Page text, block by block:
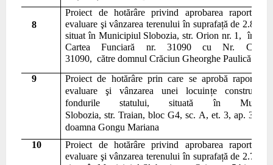
8
Proiect de hotărâreprivind aprobarea raport
evaluare şi vânzareaterenului în suprafață de 2.831
situat în Municipiul Slobozia,str. Orion nr. 1,
Cartea Funciară nr. 31090 cu Nr.
31090, către domnul Crăciun Gheorghe Paulică
9
Proiect de hotărâre prin care se aprobă raport
evaluare şi vânzarea unei locuințe construite
fondurile statului, situată în
Slobozia,str.Traian, bloc G4, sc. A, et. 3, ap. 36,
doamna Gongu Mariana
10
Proiect de hotărâreprivind aprobarea raport
evaluare şi vânzareaterenului în suprafață de 2.793